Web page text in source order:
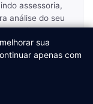
assessoria,
análise do seu
habilitado.
sua
apenas com